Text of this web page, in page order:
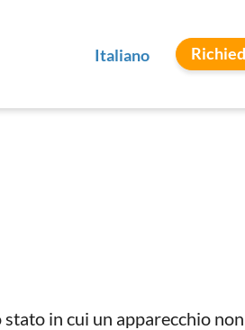
Italiano
in cui un apparecchio